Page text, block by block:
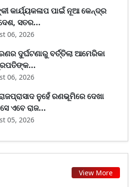
କାର୍ଯ୍ୟକଳାପ ପାଇଁ ନୂଆ କେନ୍ଦ୍ର
ସତର...
06, 2026
ଦୁର୍ଘଟଣାରୁ ବର୍ତ୍ତିଲା ଆମେରିକା
06, 2026
ନୁହେଁ ରଣଭୂମିରେ ଦେଖା
ଏବେ ରାଜ...
05, 2026
View More